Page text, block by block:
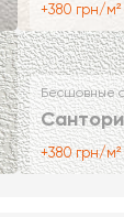
+380 грн/м²
Бесшовные
+380 грн/м²